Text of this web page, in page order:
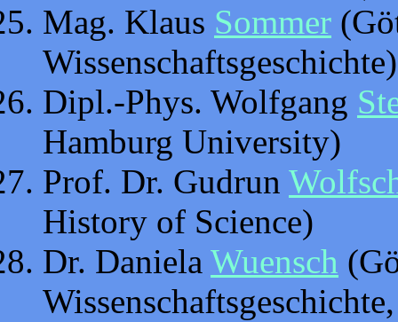
Mag. Klaus Sommer
Wissenschaftsgeschichte)
Dipl.-Phys. Wolfgang
Hamburg University)
Prof. Dr. Gudrun
History of Science)
Dr. Daniela Wuensch